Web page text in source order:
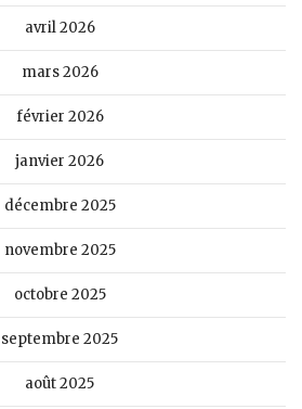
avril 2026
mars 2026
février 2026
janvier 2026
décembre 2025
novembre 2025
octobre 2025
septembre 2025
août 2025